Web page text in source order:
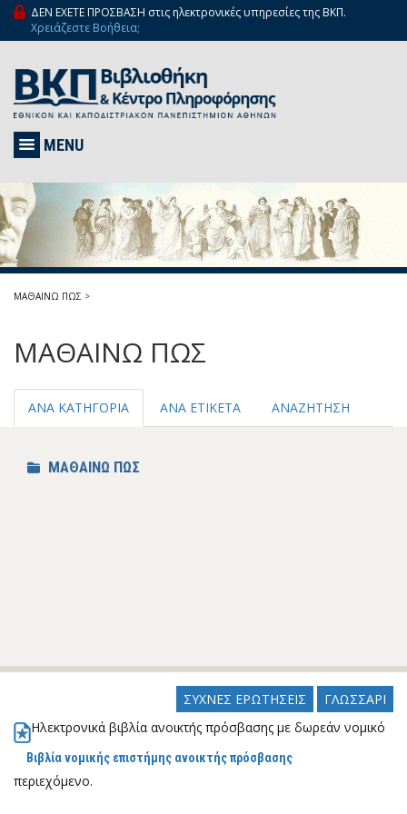
ΔΕΝ ΕΧΕΤΕ ΠΡΟΣΒΑΣΗ στις ηλεκτρονικές υπηρεσίες της ΒΚΠ.
Χρειάζεστε Βοήθεια;
MENU
ΜΑΘΑΙΝΩ ΠΩΣ >
ΜΑΘΑΙΝΩ ΠΩΣ
ΑΝΑ ΚΑΤΗΓΟΡΙΑ ΑΝΑ ΕΤΙΚΕΤΑ ΑΝΑΖΗΤΗΣΗ
ΜΑΘΑΙΝΩ ΠΩΣ
ΣΥΧΝΕΣ ΕΡΩΤΗΣΕΙΣ ΓΛΩΣΣΑΡΙ
Βιβλία νομικής επιστήμης ανοικτής πρόσβασης
Ηλεκτρονικά βιβλία ανοικτής πρόσβασης με δωρεάν νομικό
περιεχόμενο.